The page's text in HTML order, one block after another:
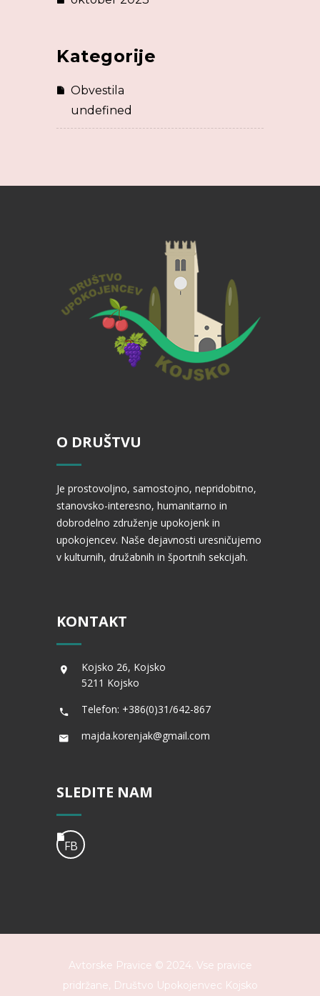
Kategorije
Obvestila
undefined
O DRUŠTVU
Je prostovoljno, samostojno, nepridobitno,
stanovsko-interesno, humanitarno in
dobrodelno združenje upokojenk in
upokojencev. Naše dejavnosti uresničujemo
v kulturnih, družabnih in športnih sekcijah.
KONTAKT
Kojsko 26, Kojsko
5211 Kojsko
Telefon: +386(0)31/642-867
majda.korenjak@gmail.com
SLEDITE NAM
FB
Avtorske Pravice © 2024. Vse pravice
pridržane, Društvo Upokojenvec Kojsko